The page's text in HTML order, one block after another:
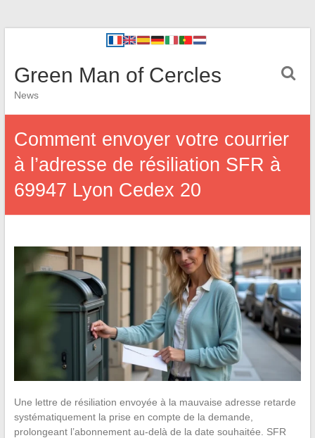
Green Man of Cercles
News
Comment envoyer votre courrier
à l’adresse de résiliation SFR à
69947 Lyon Cedex 20
Une lettre de résiliation envoyée à la mauvaise adresse retarde
systématiquement la prise en compte de la demande,
prolongeant l’abonnement au-delà de la date souhaitée. SFR